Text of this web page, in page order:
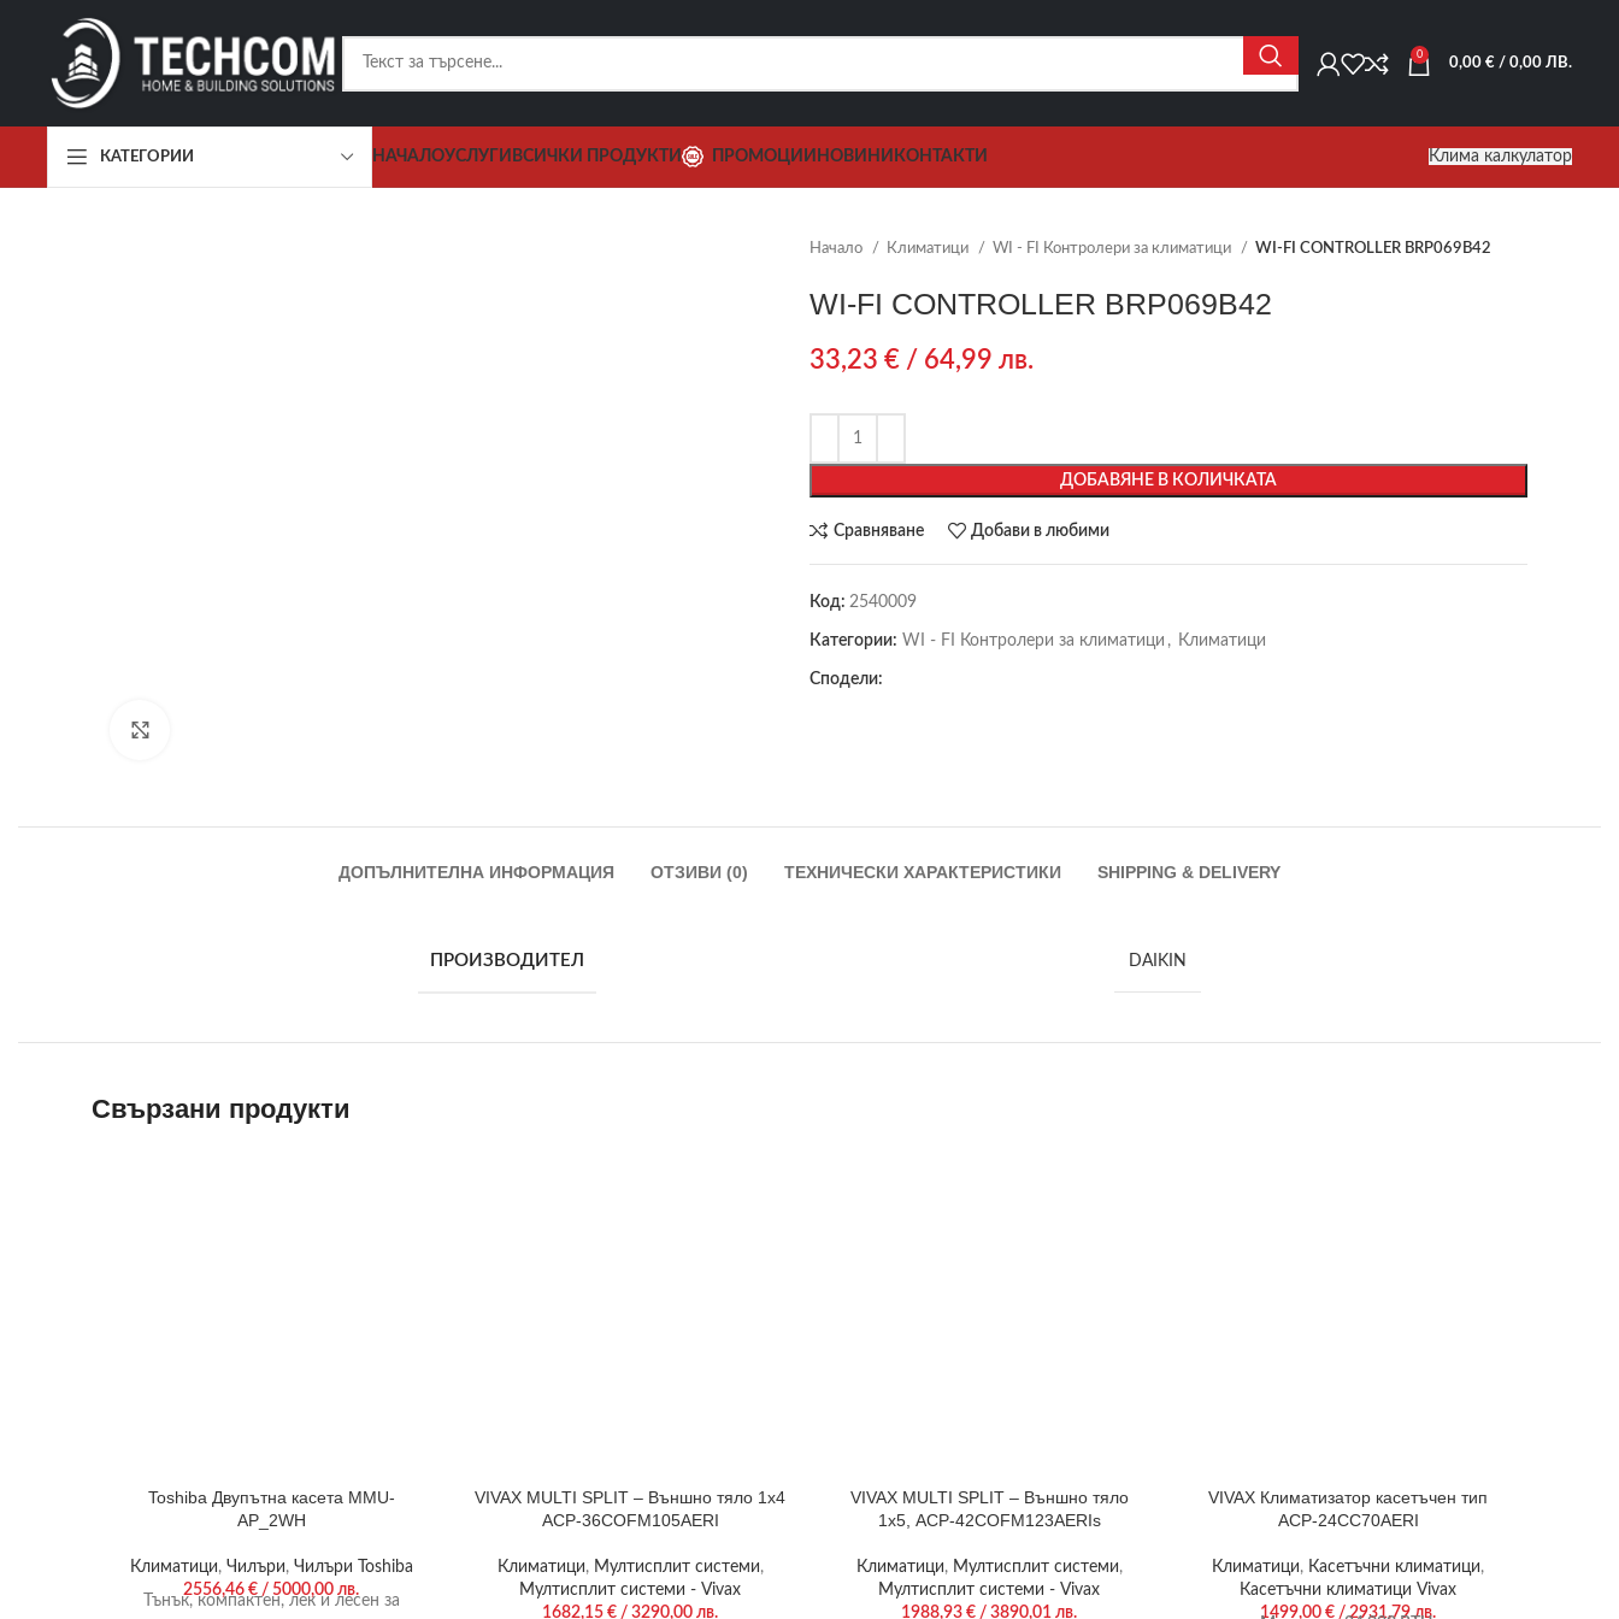
0
0,00€ / 0,00 ЛВ.
КАТЕГОРИИ НАЧАЛОУСЛУГИ ВСИЧКИ ПРОДУКТИ ПРОМОЦИИ НОВИНИ КОНТАКТИ Клима калкулатор
Начало Климатици WI - FI Контролери за климатици WI-FI CONTROLLER BRP069B42
WI-FI CONTROLLER BRP069B42
33,23 € / 64,99 лв.
ДОБАВЯНЕ В КОЛИЧКАТА
Сравняване Добави в любими
Код: 2540009
Категории: WI - FI Контролери за климатици , Климатици
Сподели:
ДОПЪЛНИТЕЛНА ИНФОРМАЦИЯ ОТЗИВИ (0) ТЕХНИЧЕСКИ ХАРАКТЕРИСТИКИ SHIPPING & DELIVERY
ПРОИЗВОДИТЕЛ DAIKIN
Свързани продукти
Toshiba Двупътна касета MMU-
AP_2WH
Климатици, Чилъри, Чилъри Toshiba
2556,46 € / 5000,00 лв.
Тънък, компактен, лек и лесен за
VIVAX MULTI SPLIT – Външно тяло 1х4
ACP-36COFM105AERI
Климатици, Мултисплит системи,
Мултисплит системи - Vivax
1682,15 € / 3290,00 лв.
VIVAX MULTI SPLIT – Външно тяло
1х5, ACP-42COFM123AERIs
Климатици, Мултисплит системи,
Мултисплит системи - Vivax
1988,93 € / 3890,01 лв.
VIVAX Климатизатор касетъчен тип
ACP-24CC70AERI
Климатици, Касетъчни климатици,
Касетъчни климатици Vivax
1499,00 € / 2931,79 лв.